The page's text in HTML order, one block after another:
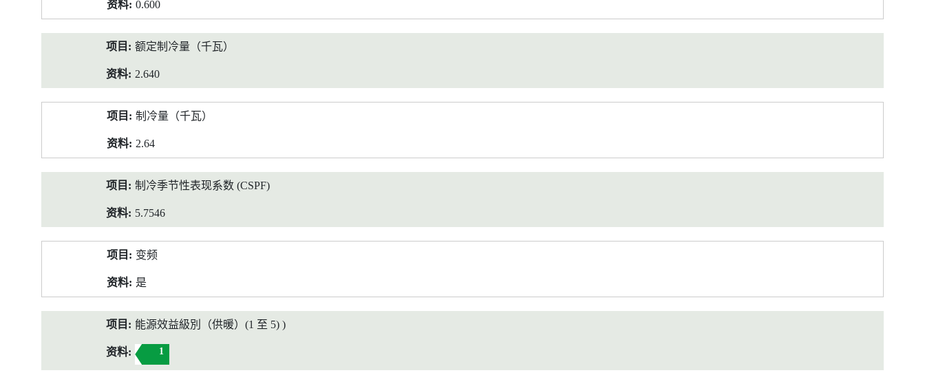
0.600
额定制冷量（千瓦）
2.640
制冷量（千瓦）
2.64
制冷季节性表现系数 (CSPF)
5.7546
变频
是
能源效益級別（供暖）(1 至 5) )
1